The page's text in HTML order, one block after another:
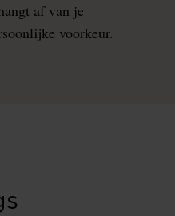
af van je
voorkeur.